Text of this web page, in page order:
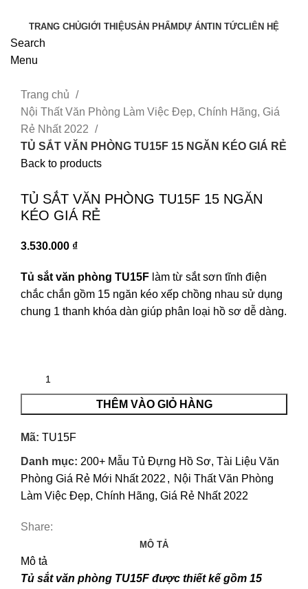
TRANG CHỦGIỚI THIỆUSẢN PHẨM DỰ ÁNTIN TỨCLIÊN HỆ
Search
Menu
Trang chủ
Nội Thất Văn Phòng Làm Việc Đẹp, Chính Hãng, Giá
Rẻ Nhất 2022
TỦ SẮT VĂN PHÒNG TU15F 15 NGĂN KÉO GIÁ RẺ
Back to products
TỦ SẮT VĂN PHÒNG TU15F 15 NGĂN
KÉO GIÁ RẺ
3.530.000 ₫
Tủ sắt văn phòng TU15F làm từ sắt sơn tĩnh điện
chắc chắn gồm 15 ngăn kéo xếp chồng nhau sử dụng
chung 1 thanh khóa dàn giúp phân loại hồ sơ dễ dàng.
THÊM VÀO GIỎ HÀNG
Mã: TU15F
Danh mục: 200+ Mẫu Tủ Đựng Hồ Sơ, Tài Liệu Văn
Phòng Giá Rẻ Mới Nhất 2022 , Nội Thất Văn Phòng
Làm Việc Đẹp, Chính Hãng, Giá Rẻ Nhất 2022
Share:
MÔ TẢ
Mô tả
Tủ sắt văn phòng TU15F được thiết kế gồm 15